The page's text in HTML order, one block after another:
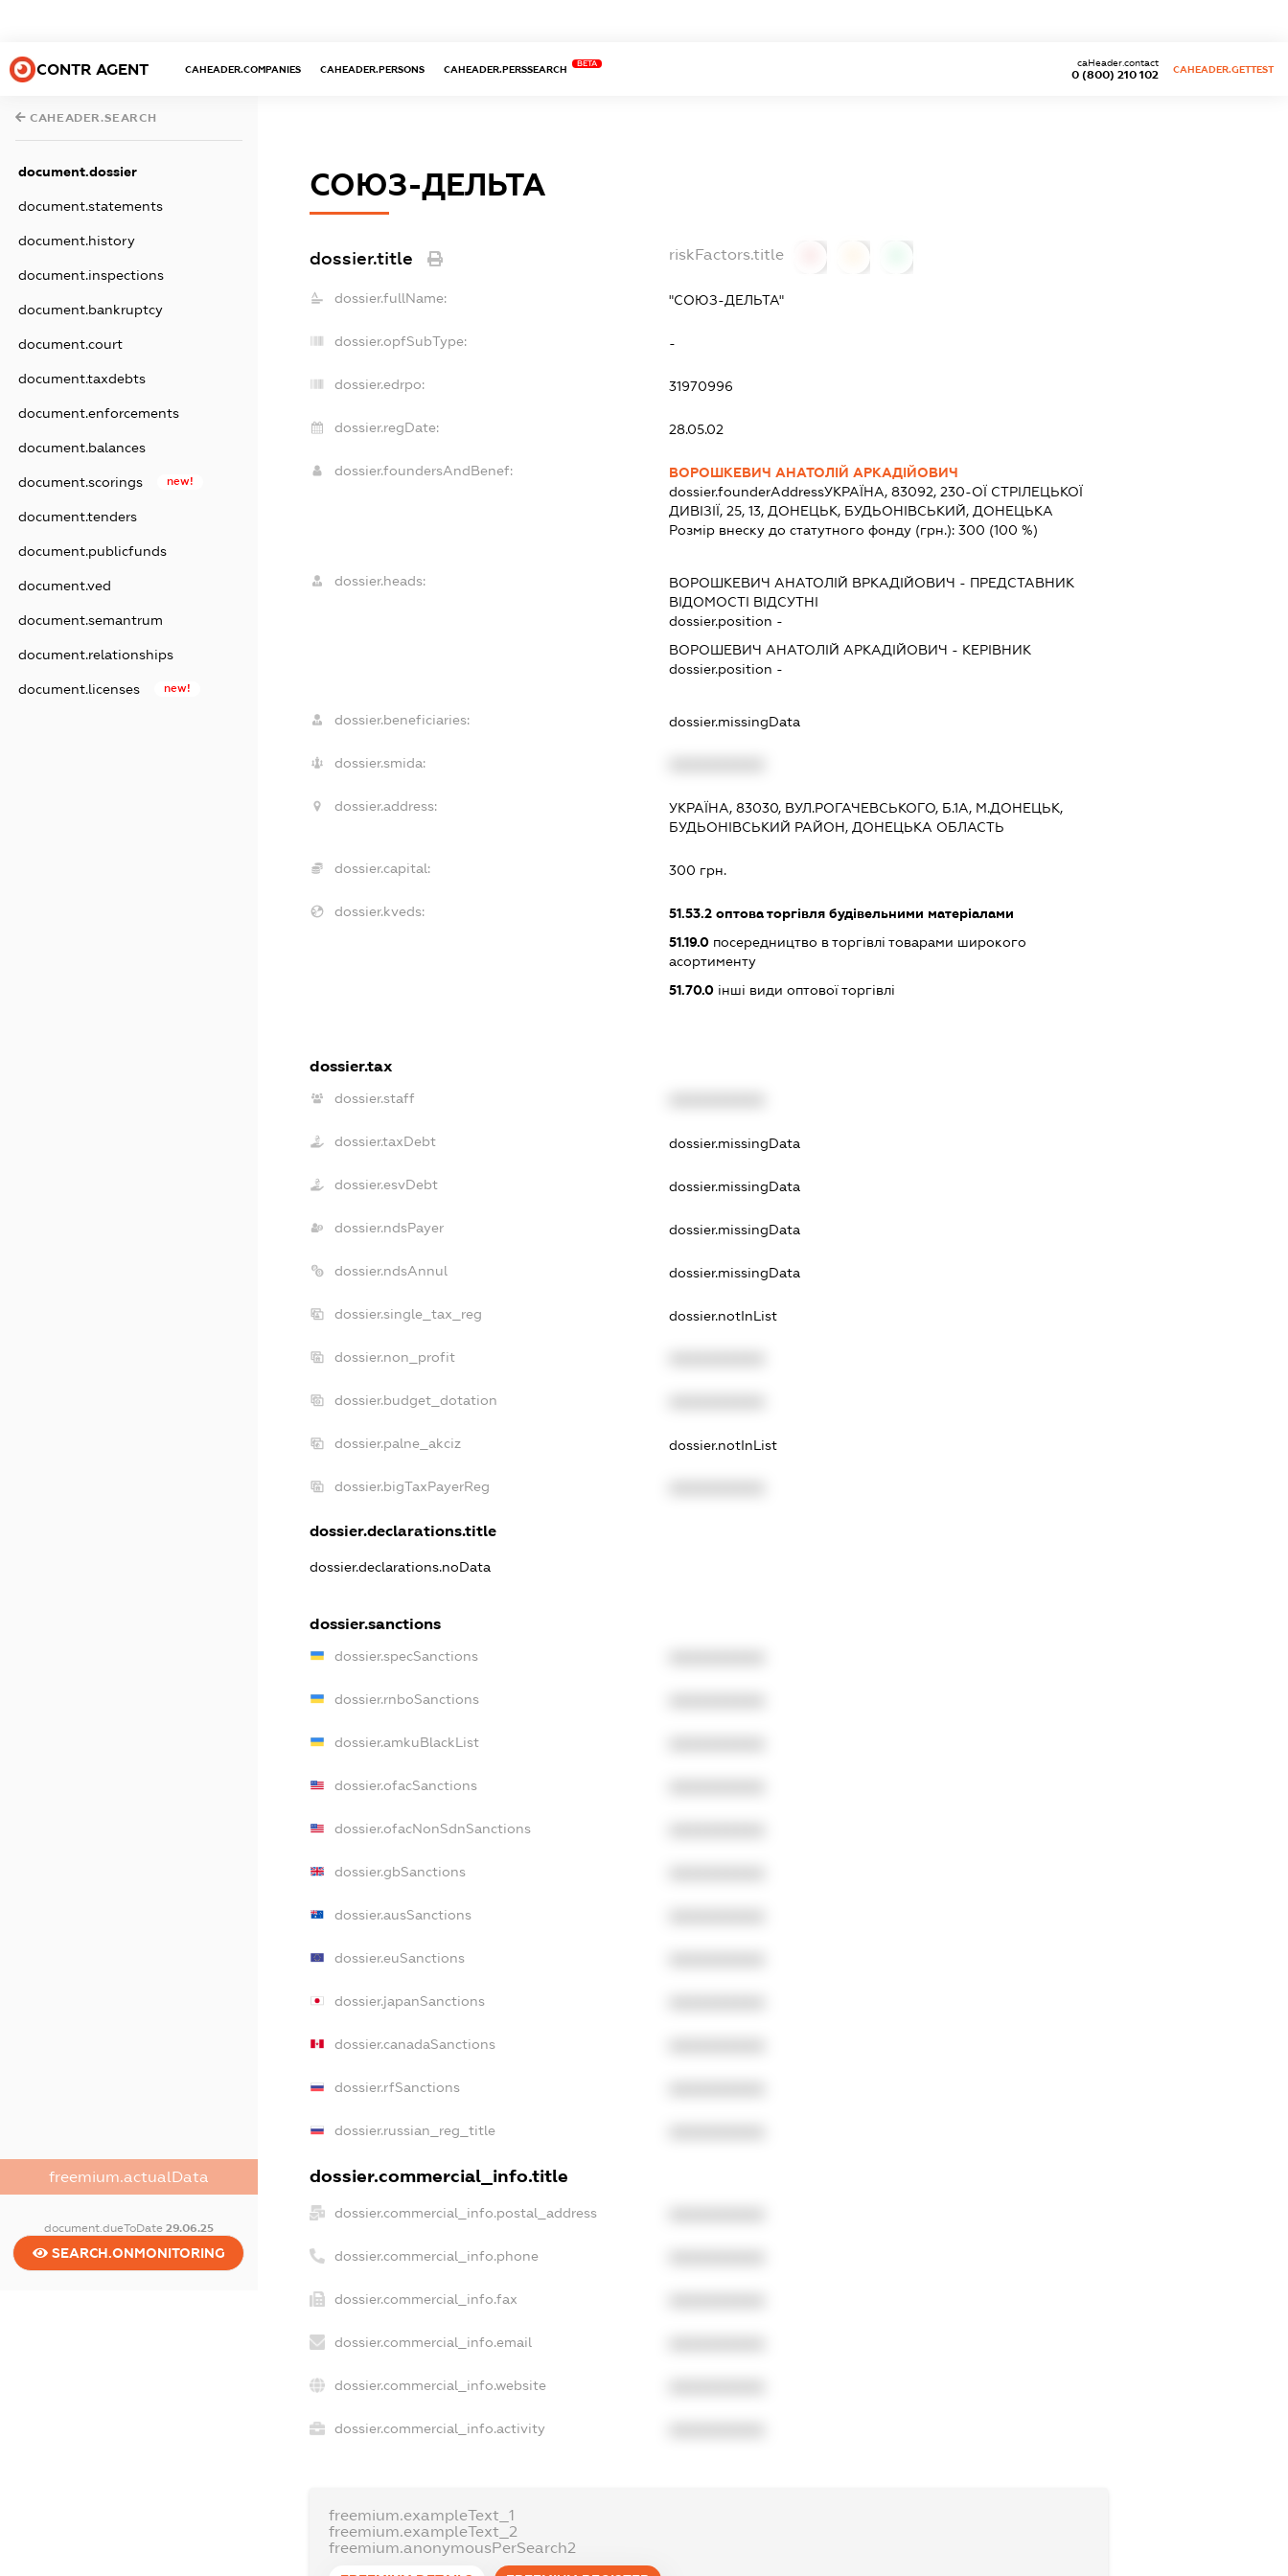
CONTR AGENT CAHEADER.COMPANIES CAHEADER.PERSONS CAHEADER.PERSSEARCH
BETA
0 (800) 210 102
caHeader.contact
CAHEADER.GETTEST
CAHEADER.SEARCH
document.dossier
document.statements
document.history
document.inspections
document.bankruptcy
document.court
document.taxdebts
document.enforcements
document.balances
document.scorings new!
document.tenders
document.publicfunds
document.ved
document.semantrum
document.relationships
document.licenses new!
freemium.actualData
document.dueToDate 29.06.25
SEARCH.ONMONITORING
СОЮЗ-ДЕЛЬТА
dossier.title riskFactors.title
dossier.fullName: "СОЮЗ-ДЕЛЬТА"
dossier.opfSubType: -
dossier.edrpo: 31970996
dossier.regDate: 28.05.02
dossier.foundersAndBenef:
ВОРОШКЕВИЧ АНАТОЛІЙ АРКАДІЙОВИЧ
dossier.founderAddressУКРАЇНА, 83092, 230-ОЇ СТРІЛЕЦЬКОЇ
ДИВІЗІЇ, 25, 13, ДОНЕЦЬК, БУДЬОНІВСЬКИЙ, ДОНЕЦЬКА
Розмір внеску до статутного фонду (грн.): 300 (100 %)
dossier.heads: ВОРОШКЕВИЧ АНАТОЛІЙ ВРКАДІЙОВИЧ - ПРЕДСТАВНИК
ВІДОМОСТІ ВІДСУТНІ
dossier.position -
ВОРОШЕВИЧ АНАТОЛІЙ АРКАДІЙОВИЧ - КЕРІВНИК
dossier.position -
dossier.beneficiaries: dossier.missingData
dossier.smida:
dossier.address:
УКРАЇНА, 83030, ВУЛ.РОГАЧЕВСЬКОГО, Б.1А, М.ДОНЕЦЬК,
БУДЬОНІВСЬКИЙ РАЙОН, ДОНЕЦЬКА ОБЛАСТЬ
dossier.capital: 300 грн.
dossier.kveds: 51.53.2оптова торгівля будівельними матеріалами
51.19.0посередництво в торгівлі товарами широкого
асортименту
51.70.0інші види оптової торгівлі
dossier.tax
dossier.staff
dossier.taxDebt dossier.missingData
dossier.esvDebt dossier.missingData
dossier.ndsPayer dossier.missingData
dossier.ndsAnnul dossier.missingData
dossier.single_tax_reg dossier.notInList
dossier.non_profit
dossier.budget_dotation
dossier.palne_akciz dossier.notInList
dossier.bigTaxPayerReg
dossier.declarations.title
dossier.declarations.noData
dossier.sanctions
dossier.specSanctions
dossier.rnboSanctions
dossier.amkuBlackList
dossier.ofacSanctions
dossier.ofacNonSdnSanctions
dossier.gbSanctions
dossier.ausSanctions
dossier.euSanctions
dossier.japanSanctions
dossier.canadaSanctions
dossier.rfSanctions
dossier.russian_reg_title
dossier.commercial_info.title
dossier.commercial_info.postal_address
dossier.commercial_info.phone
dossier.commercial_info.fax
dossier.commercial_info.email
dossier.commercial_info.website
dossier.commercial_info.activity
freemium.exampleText_1
freemium.exampleText_2
freemium.anonymousPerSearch2